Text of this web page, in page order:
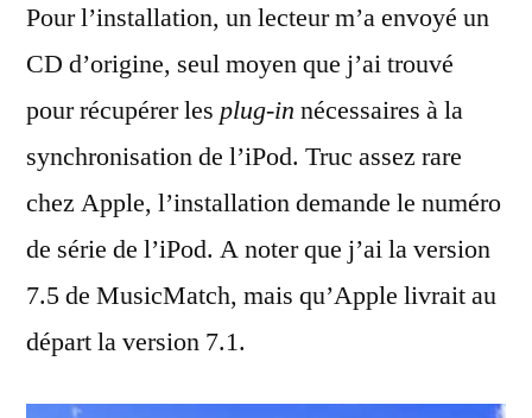
Pour l’installation, un lecteur m’a envoyé un
CD d’origine, seul moyen que j’ai trouvé
pour récupérer les plug-in nécessaires à la
synchronisation de l’iPod. Truc assez rare
chez Apple, l’installation demande le numéro
de série de l’iPod. A noter que j’ai la version
7.5 de MusicMatch, mais qu’Apple livrait au
départ la version 7.1.